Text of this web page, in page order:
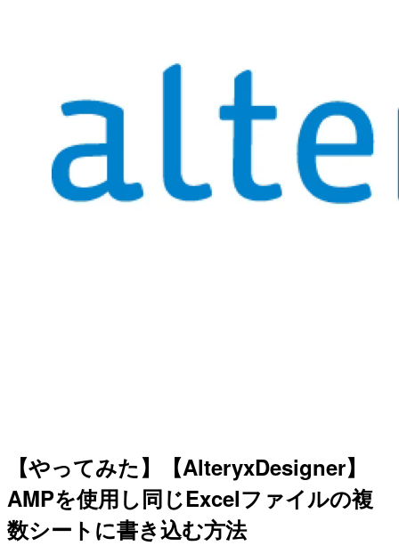
【やってみた】【AlteryxDesigner】
AMPを使用し同じExcelファイルの複
数シートに書き込む方法